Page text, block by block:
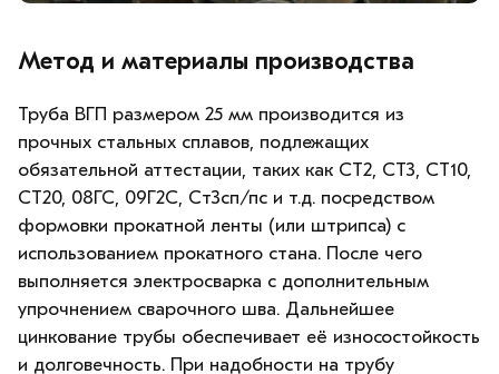
Метод и материалы производства
Труба ВГП размером 25 мм производится из
прочных стальных сплавов, подлежащих
обязательной аттестации, таких как СТ2, СТ3, СТ10,
СТ20, 08ГС, 09Г2С, Ст3сп/пс и т.д. посредством
формовки прокатной ленты (или штрипса) с
использованием прокатного стана. После чего
выполняется электросварка с дополнительным
упрочнением сварочного шва. Дальнейшее
цинкование трубы обеспечивает её износостойкость
и долговечность. При надобности на трубу